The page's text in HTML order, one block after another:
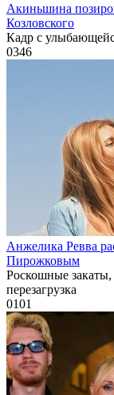
Акиньшина
Козловского
Кадр с
0346
Анжелика Ревва
Пирожковым
Роскошные
перезагрузка
0101